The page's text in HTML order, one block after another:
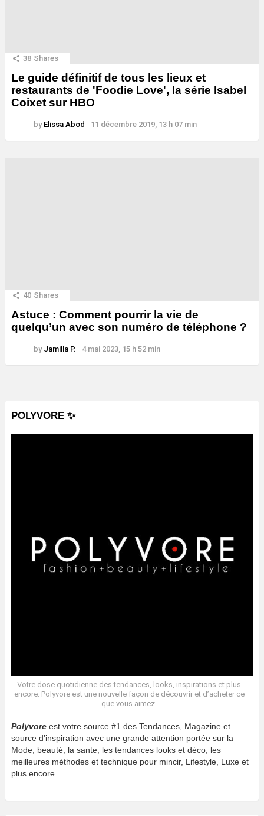
38 Shares
Le guide définitif de tous les lieux et
restaurants de 'Foodie Love', la série Isabel
Coixet sur HBO
by Elissa Abod 11 décembre 2019, 13 h 07 min
40 Shares
Astuce : Comment pourrir la vie de
quelqu’un avec son numéro de téléphone ?
by Jamilla P. 4 mai 2023, 15 h 52 min
POLYVORE ✨
Votre dose quotidienne des tendances, looks, inspirations et plus
encore. Polyvore est une nouvelle façon de découvrir et d’acheter ce
que vous aimez.
Polyvore est votre source #1 des Tendances, Magazine et
source d’inspiration avec une grande attention portée sur la
Mode, beauté, la sante, les tendances looks et déco, les
meilleures méthodes et technique pour mincir, Lifestyle, Luxe et
plus encore.